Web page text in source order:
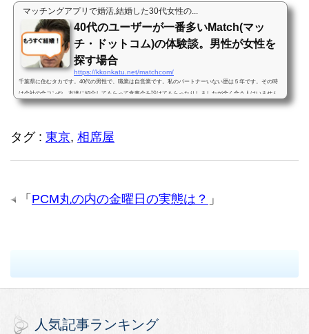
マッチングアプリで婚活,結婚した30代女性の...
40代のユーザーが一番多いMatch(マッ
チ・ドットコム)の体験談。男性が女性を
探す場合
https://kkonkatu.net/matchcom/
千葉県に住むタカです。40代の男性で、職業は自営業です。私のパートナーいない歴は５年です。その時
は会社の合コンや、友達に紹介してもらって食事会を設けてもらったりしましたが全く合う人はいません
でした。何をやっても出会う事すら出来なくて,もう出会う事すら...
タグ : 東京, 相席屋
「 PCM丸の内の金曜日の実態は？ 」
人気記事ランキング